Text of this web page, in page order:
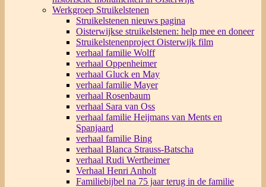
Werkgroep Struikelstenen
Struikelstenen nieuws pagina
Oisterwijkse struikelstenen: help mee en doneer
Struikelstenenproject Oisterwijk film
verhaal familie Wolff
verhaal Oppenheimer
verhaal Gluck en May
verhaal familie Mayer
verhaal Rosenbaum
verhaal Sara van Oss
verhaal familie Heijmans van Ments en
Spanjaard
verhaal familie Bing
verhaal Blanca Strauss-Batscha
verhaal Rudi Wertheimer
Verhaal Henri Anholt
Familiebijbel na 75 jaar terug in de familie